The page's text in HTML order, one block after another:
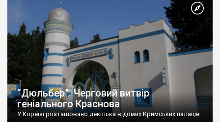
“Дюльбер”. Черговий витвір
геніального Краснова
У Кореїзі розташовано декілька відомих Кримських палаців.